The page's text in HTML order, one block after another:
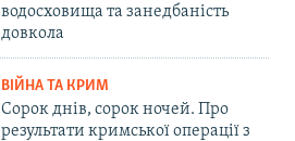
водосховища та занедбаність
довкола
ВІЙНА ТА КРИМ
Сорок днів, сорок ночей. Про
результати кримської операції з